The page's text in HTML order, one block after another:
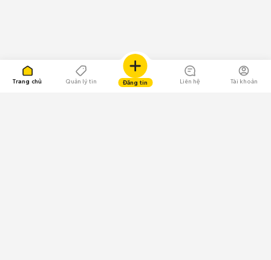
Trang chủ Quản lý tin Đăng tin Liên hệ Tài khoản